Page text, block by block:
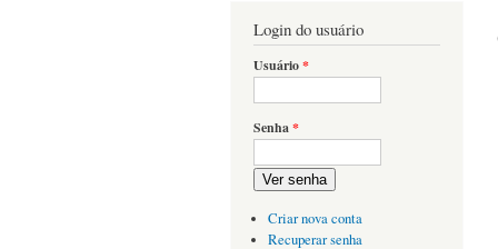
Login do usuário
Usuário*
Senha*
Ver senha
Criar nova conta
Recuperar senha